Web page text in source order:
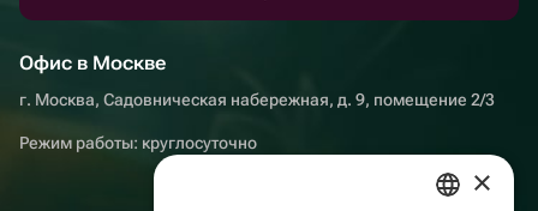
Офис в Москве
г. Москва, Садовническая набережная, д. 9, помещение 2/3
Режим работы: круглосуточно
×